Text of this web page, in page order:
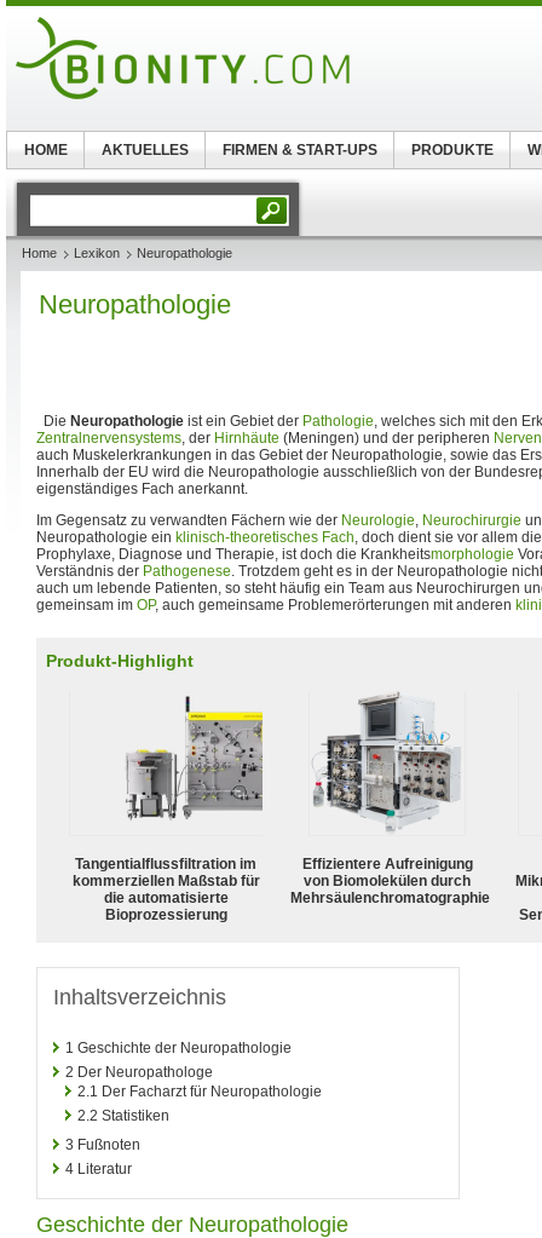
Home Lexikon Neuropathologie
Neuropathologie
Die Neuropathologie ist ein Gebiet der Pathologie, welches sich mit den
Zentralnervensystems, der Hirnhäute (Meningen) und der peripheren Nerven
auch Muskelerkrankungen in das Gebiet der Neuropathologie, sowie das
Innerhalb der EU wird die Neuropathologie ausschließlich von der
eigenständiges Fach anerkannt.
Im Gegensatz zu verwandten Fächern wie der Neurologie, Neurochirurgie
Neuropathologie ein klinisch-theoretisches Fach, doch dient sie vor allem
Prophylaxe, Diagnose und Therapie, ist doch die Krankheitsmorphologie
Verständnis der Pathogenese. Trotzdem geht es in der Neuropathologie
auch um lebende Patienten, so steht häufig ein Team aus Neurochirurgen
gemeinsam im OP, auch gemeinsame Problemerörterungen mit anderen
Produkt-Highlight
Tangentialflussfiltration im
kommerziellen Maßstab für
die automatisierte
Bioprozessierung
Effizientere Aufreinigung
von Biomolekülen durch
Mehrsäulenchromatographie
Inhaltsverzeichnis
1 Geschichte der Neuropathologie
2 Der Neuropathologe
2.1 Der Facharzt für Neuropathologie
2.2 Statistiken
3 Fußnoten
4 Literatur
Geschichte der Neuropathologie
HOME AKTUELLES FIRMEN & START-UPS PRODUKTE